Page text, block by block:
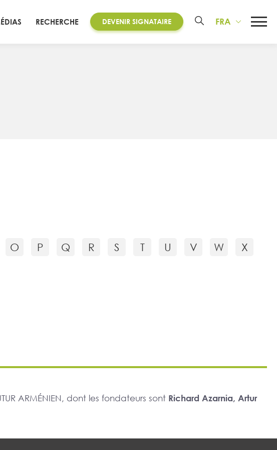
RECHERCHE DEVENIR SIGNATAIRE FRA
O P Q R S T U V W
X
ARMÉNIEN, dont les fondateurs sont Richard Azarnia, Artur